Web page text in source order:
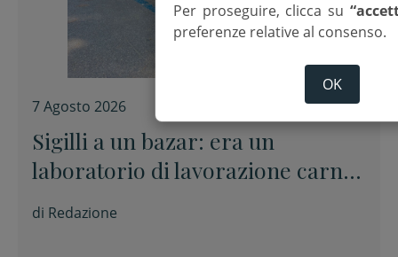
7 Agosto 2026
Sigilli a un bazar: era un
laboratorio di lavorazione carni
abusivo
di Redazione
Per proseguire, clicca su
preferenze relative al consenso.
OK